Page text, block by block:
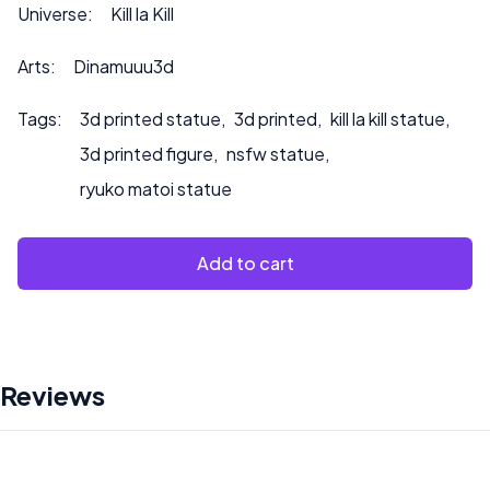
Universe: Kill la Kill
Arts: Dinamuuu3d
Tags: 3d printed statue, 3d printed, kill la kill statue,
3d printed figure, nsfw statue,
ryuko matoi statue
Add to cart
Reviews